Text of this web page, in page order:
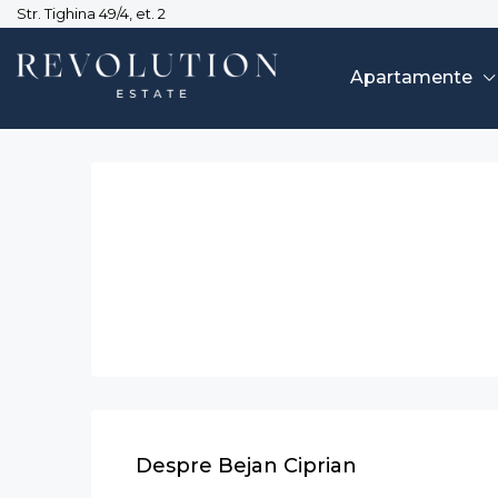
Str. Tighina 49/4, et. 2
Apartamente
Despre Bejan Ciprian